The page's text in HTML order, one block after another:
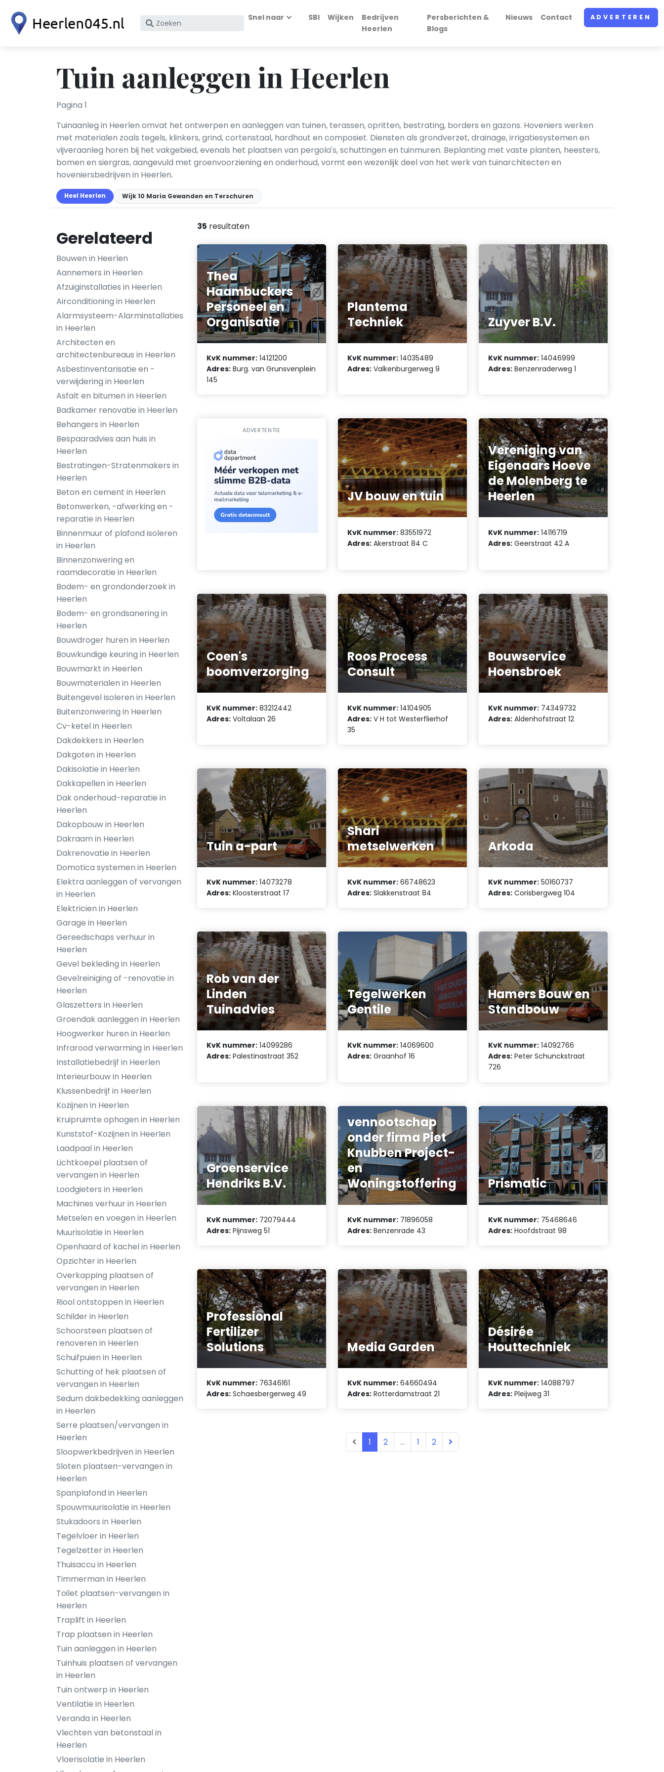
Zoek
KvK
nummer
Snel naar SBI Wijken
Bedrijven
Heerlen
Persberichten &
Blogs
Nieuws Contact ADVERTEREN
Tuin aanleggen in Heerlen
Pagina 1
Tuinaanleg in Heerlen omvat het ontwerpen en aanleggen van tuinen, terassen, opritten, bestrating, borders en gazons. Hoveniers werken
met materialen zoals tegels, klinkers, grind, cortenstaal, hardhout en composiet. Diensten als grondverzet, drainage, irrigatiesystemen en
vijveraanleg horen bij het vakgebied, evenals het plaatsen van pergola's, schuttingen en tuinmuren. Beplanting met vaste planten, heesters,
bomen en siergras, aangevuld met groenvoorziening en onderhoud, vormt een wezenlijk deel van het werk van tuinarchitecten en
hoveniersbedrijven in Heerlen.
Heel Heerlen Wijk 10 Maria Gewanden en Terschuren
Gerelateerd
Bouwen in Heerlen
Aannemers in Heerlen
Afzuiginstallaties in Heerlen
Airconditioning in Heerlen
Alarmsysteem-Alarminstallaties
in Heerlen
Architecten en
architectenbureaus in Heerlen
Asbestinventarisatie en -
verwijdering in Heerlen
Asfalt en bitumen in Heerlen
Badkamer renovatie in Heerlen
Behangers in Heerlen
Bespaaradvies aan huis in
Heerlen
Bestratingen-Stratenmakers in
Heerlen
Beton en cement in Heerlen
Betonwerken, -afwerking en -
reparatie in Heerlen
Binnenmuur of plafond isoleren
in Heerlen
Binnenzonwering en
raamdecoratie in Heerlen
Bodem- en grondonderzoek in
Heerlen
Bodem- en grondsanering in
Heerlen
Bouwdroger huren in Heerlen
Bouwkundige keuring in Heerlen
Bouwmarkt in Heerlen
Bouwmaterialen in Heerlen
Buitengevel isoleren in Heerlen
Buitenzonwering in Heerlen
Cv-ketel in Heerlen
Dakdekkers in Heerlen
Dakgoten in Heerlen
Dakisolatie in Heerlen
Dakkapellen in Heerlen
Dak onderhoud-reparatie in
Heerlen
Dakopbouw in Heerlen
Dakraam in Heerlen
Dakrenovatie in Heerlen
Domotica systemen in Heerlen
Elektra aanleggen of vervangen
in Heerlen
Elektricien in Heerlen
Garage in Heerlen
Gereedschaps verhuur in
Heerlen
Gevel bekleding in Heerlen
Gevelreiniging of -renovatie in
Heerlen
Glaszetters in Heerlen
Groendak aanleggen in Heerlen
Hoogwerker huren in Heerlen
Infrarood verwarming in Heerlen
Installatiebedrijf in Heerlen
Interieurbouw in Heerlen
Klussenbedrijf in Heerlen
Kozijnen in Heerlen
Kruipruimte ophogen in Heerlen
Kunststof-Kozijnen in Heerlen
Laadpaal in Heerlen
Lichtkoepel plaatsen of
vervangen in Heerlen
Loodgieters in Heerlen
Machines verhuur in Heerlen
Metselen en voegen in Heerlen
Muurisolatie in Heerlen
Openhaard of kachel in Heerlen
Opzichter in Heerlen
Overkapping plaatsen of
vervangen in Heerlen
Riool ontstoppen in Heerlen
Schilder in Heerlen
Schoorsteen plaatsen of
renoveren in Heerlen
Schuifpuien in Heerlen
Schutting of hek plaatsen of
vervangen in Heerlen
Sedum dakbedekking aanleggen
in Heerlen
Serre plaatsen/vervangen in
Heerlen
Sloopwerkbedrijven in Heerlen
Sloten plaatsen-vervangen in
Heerlen
Spanplafond in Heerlen
Spouwmuurisolatie in Heerlen
Stukadoors in Heerlen
Tegelvloer in Heerlen
Tegelzetter in Heerlen
Thuisaccu in Heerlen
Timmerman in Heerlen
Toilet plaatsen-vervangen in
Heerlen
Traplift in Heerlen
Trap plaatsen in Heerlen
Tuin aanleggen in Heerlen
Tuinhuis plaatsen of vervangen
in Heerlen
Tuin ontwerp in Heerlen
Ventilatie in Heerlen
Veranda in Heerlen
Vlechten van betonstaal in
Heerlen
Vloerisolatie in Heerlen
35 resultaten
Thea
Haambuckers
Personeel en
Organisatie
KvK nummer: 14121200
Adres: Burg. van Grunsvenplein
145
Plantema
Techniek
KvK nummer: 14035489
Adres: Valkenburgerweg 9
Zuyver B.V.
KvK nummer: 14046999
Adres: Benzenraderweg 1
ADVERTENTIE
JV bouw en tuin
KvK nummer: 83551972
Adres: Akerstraat 84 C
Vereniging van
Eigenaars Hoeve
de Molenberg te
Heerlen
KvK nummer: 14116719
Adres: Geerstraat 42 A
Coen's
boomverzorging
KvK nummer: 83212442
Adres: Voltalaan 26
Roos Process
Consult
KvK nummer: 14104905
Adres: V H tot Westerflierhof
35
Bouwservice
Hoensbroek
KvK nummer: 74349732
Adres: Aldenhofstraat 12
Tuin a-part
KvK nummer: 14073278
Adres: Kloosterstraat 17
Shari
metselwerken
KvK nummer: 66748623
Adres: Slakkenstraat 84
Arkoda
KvK nummer: 50160737
Adres: Corisbergweg 104
Rob van der
Linden
Tuinadvies
KvK nummer: 14099286
Adres: Palestinastraat 352
Tegelwerken
Gentile
KvK nummer: 14069600
Adres: Graanhof 16
Hamers Bouw en
Standbouw
KvK nummer: 14092766
Adres: Peter Schunckstraat
726
Groenservice
Hendriks B.V.
KvK nummer: 72079444
Adres: Pijnsweg 51
vennootschap
onder firma Piet
Knubben Project-
en
Woningstoffering
KvK nummer: 71896058
Adres: Benzenrade 43
Prismatic
KvK nummer: 75468646
Adres: Hoofdstraat 98
Professional
Fertilizer
Solutions
KvK nummer: 76346161
Adres: Schaesbergerweg 49
Media Garden
KvK nummer: 64660494
Adres: Rotterdamstraat 21
Désirée
Houttechniek
KvK nummer: 14088797
Adres: Pleijweg 31
1 2 ... 1 2